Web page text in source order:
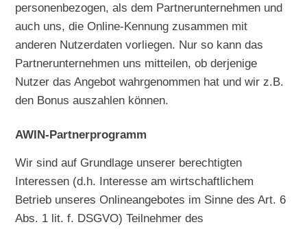
personenbezogen, als dem Partnerunternehmen und
auch uns, die Online-Kennung zusammen mit
anderen Nutzerdaten vorliegen. Nur so kann das
Partnerunternehmen uns mitteilen, ob derjenige
Nutzer das Angebot wahrgenommen hat und wir z.B.
den Bonus auszahlen können.
AWIN-Partnerprogramm
Wir sind auf Grundlage unserer berechtigten
Interessen (d.h. Interesse am wirtschaftlichem
Betrieb unseres Onlineangebotes im Sinne des Art. 6
Abs. 1 lit. f. DSGVO) Teilnehmer des